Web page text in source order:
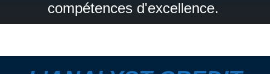
compétences d'excellence.